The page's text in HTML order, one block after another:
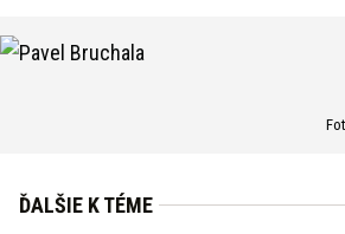
ĎALŠIE K TÉME